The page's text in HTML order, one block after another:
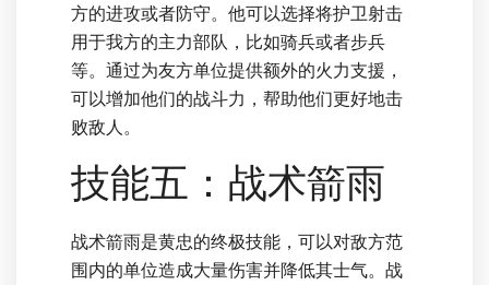
方的进攻或者防守。他可以选择将护卫射击
用于我方的主力部队，比如骑兵或者步兵
等。通过为友方单位提供额外的火力支援，
可以增加他们的战斗力，帮助他们更好地击
败敌人。
技能五：战术箭雨
战术箭雨是黄忠的终极技能，可以对敌方范
围内的单位造成大量伤害并降低其士气。战